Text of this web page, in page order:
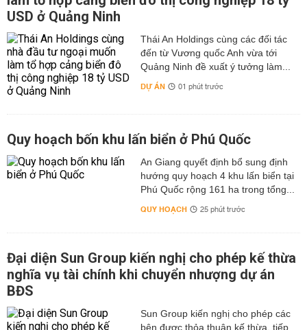
USD ở Quảng Ninh
Thái An Holdings cùng các đối tác
đến từ Vương quốc Anh vừa tới
Quảng Ninh đề xuất ý tưởng làm...
DỰ ÁN 01 phút trước
Quy hoạch bốn khu lấn biển ở Phú Quốc
An Giang quyết định bổ sung định
hướng quy hoạch 4 khu lấn biển tại
Phú Quốc rộng 161 ha trong tổng...
QUY HOẠCH 25 phút trước
Đại diện Sun Group kiến nghị cho phép kế thừa
nghĩa vụ tài chính khi chuyển nhượng dự án
BĐS
Sun Group kiến nghị cho phép các
bên được thỏa thuận kế thừa, tiếp